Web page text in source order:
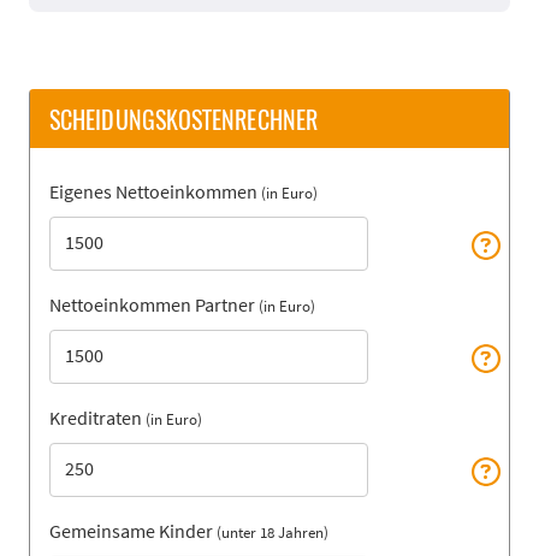
SCHEIDUNGSKOSTENRECHNER
Eigenes Nettoeinkommen (in Euro)
Nettoeinkommen Partner (in Euro)
Kreditraten (in Euro)
Gemeinsame Kinder (unter 18 Jahren)